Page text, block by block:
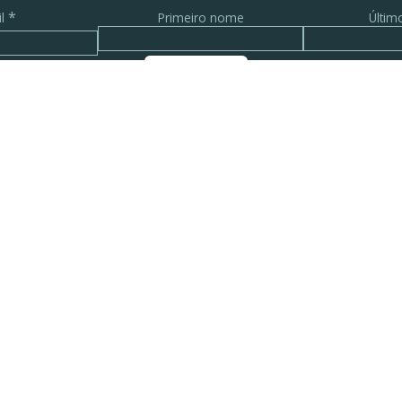
* Primeiro nome